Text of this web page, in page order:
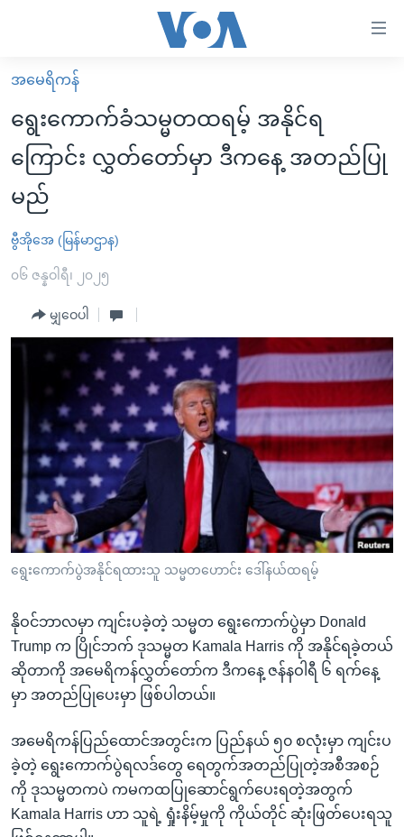
လွယ်ကူ
စေ
သည့်
Link
များ
ပင်မ
အကြောင်းအရာ
ကျော်
ကြည့်
ညွန်း
စာမျက်နှာ
ကျော်
ကြည့်
ရန်
ရှာဖွေ
နေရာ
သို့
ကျော်
ရန်
မူလစာမျက်နှာ
မြန်မာ
ကမ္ဘာ့သတင်းများ
နိုင်ငံတကာ
အစ္စရေး-ပါလက်စတိုင်း
ဗွီဒီယို
အင်္ဂလိပ်စာလေ့လာမယ်
အမေရိကန်သုံးအီဒီယံ
မကြေးမုံရဲ့ အင်္ဂလိပ်စာ
ရုပ်ရှင်ထဲက အင်္ဂလိပ်စာ
သုတပဒေသာ အင်္ဂလိပ်စာ
အပတ်စဉ်ကဏ္ဍများ
ရေဒီယို
တီဗွီ
ရေဒီယိုနှင့်ရုပ်သံ အချက်အလက်များ
ရေဒီယို/တီဗွီအစီအစဉ်
Learning English
ဗွီအိုအေ လူမှုကွန်ယက်များ
ဘာသာစကားများ
အမေရိကန်
ရွေးကောက်ခံသမ္မတထရမ့် အနိုင်ရ
ကြောင်း လွှတ်တော်မှာ ဒီကနေ့ အတည်ပြု
မည်
ဗွီအိုအေ (မြန်မာဌာန)
၀၆ ဇန္နဝါရီ၊ ၂၀၂၅
မျှဝေပါ
ရွေးကောက်ပွဲအနိုင်ရထားသူ သမ္မတဟောင်း ဒေါ်နယ်ထရမ့်
နိုဝင်ဘာလမှာ ကျင်းပခဲ့တဲ့ သမ္မတ ရွေးကောက်ပွဲမှာ Donald
Trump က ပြိုင်ဘက် ဒုသမ္မတ Kamala Harris ကို အနိုင်ရခဲ့တယ်
ဆိုတာကို အမေရိကန်လွှတ်တော်က ဒီကနေ့ ဇန်နဝါရီ ၆ ရက်နေ့
မှာ အတည်ပြုပေးမှာ ဖြစ်ပါတယ်။
အမေရိကန်ပြည်ထောင်အတွင်းက ပြည်နယ် ၅၀ စလုံးမှာ ကျင်းပ
ခဲ့တဲ့ ရွေးကောက်ပွဲရလဒ်တွေ ရေတွက်အတည်ပြုတဲ့အစီအစဉ်
ကို ဒုသမ္မတကပဲ ကမကထပြုဆောင်ရွက်ပေးရတဲ့အတွက်
Kamala Harris ဟာ သူရဲ့ ရှုံးနိမ့်မှုကို ကိုယ်တိုင် ဆုံးဖြတ်ပေးရသူ